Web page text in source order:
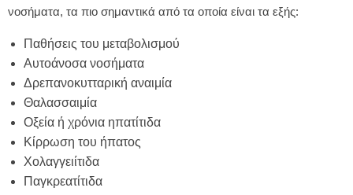
νοσήματα, τα πιο σημαντικά από τα οποία είναι τα εξής:
Παθήσεις του μεταβολισμού
Αυτοάνοσα νοσήματα
Δρεπανοκυτταρική αναιμία
Θαλασσαιμία
Οξεία ή χρόνια ηπατίτιδα
Κίρρωση του ήπατος
Χολαγγειίτιδα
Παγκρεατίτιδα